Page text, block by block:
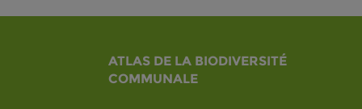
ATLAS DE LA BIODIVERSITÉ
COMMUNALE